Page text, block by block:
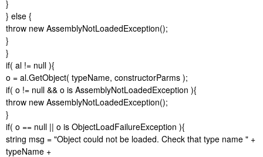
}
} else {
throw new AssemblyNotLoadedException();
}
}
if( al != null ){
o = al.GetObject( typeName, constructorParms );
if( o != null && o is AssemblyNotLoadedException ){
throw new AssemblyNotLoadedException();
}
if( o == null || o is ObjectLoadFailureException ){
string msg = "Object could not be loaded. Check that type name " +
typeName +